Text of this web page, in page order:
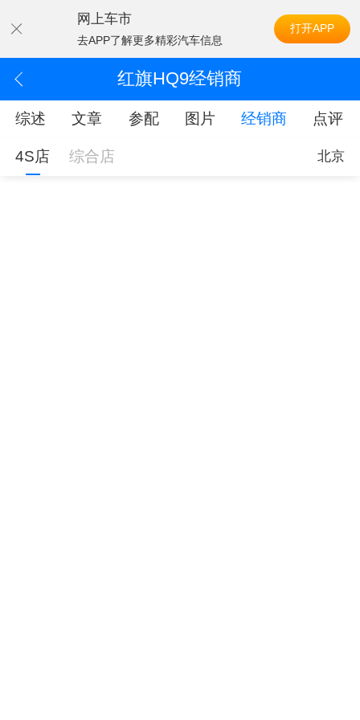
网上车市
去APP了解更多精彩汽车信息
打开APP
红旗HQ9经销商
综述 文章 参配 图片 经销商 点评
4S店 综合店 北京